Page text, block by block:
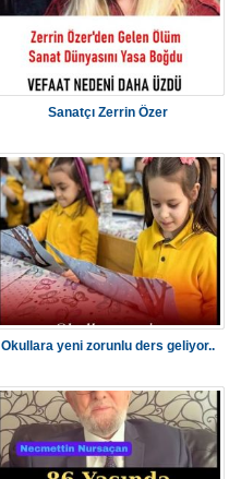
Sanatçı Zerrin Özer
Okullara yeni zorunlu ders geliyor..